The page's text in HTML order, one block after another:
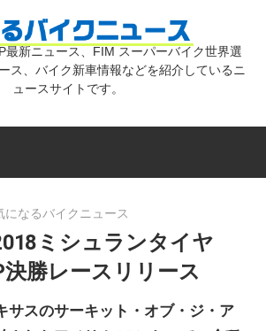
気
イ
最新ニュース、FIM スーパーバイク世界選
ス、バイク新車情報などを紹介しているニ
ュースサイトです。
になるバイクニュース
ミシュランタイヤ
勝レースリリース
サスのサーキット・オブ・ジ・ア